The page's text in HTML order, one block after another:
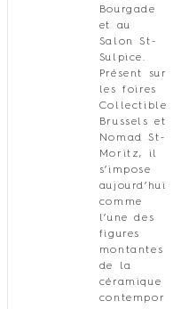
Bourgade
et au
Salon St-
Sulpice.
Présent sur
les foires
Collectible
Brussels et
Nomad St-
Moritz, il
s’impose
aujourd’hui
comme
l’une des
figures
montantes
de la
céramique
contempor